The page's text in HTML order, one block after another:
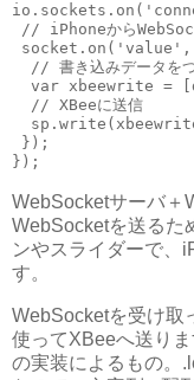
// iPhoneから
// 書き込みデータを
var xbeewrite =
  // XBeeに送信
});
WebSocketサーバ＋
WebSocketを送るた
ンやスライダーで、
す。
WebSocketを受け取
使ってXBeeへ送り
の実装によるもの。